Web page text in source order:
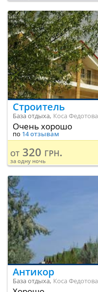
Строитель
База отдыха, Коса Федотова
Очень хорошо
по 14 отзывам
от 320 грн.
за одну ночь
Антикор
База отдыха, Коса Федотова